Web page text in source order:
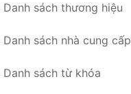
Danh sách thương hiệu
Danh sách nhà cung cấp
Danh sách từ khóa